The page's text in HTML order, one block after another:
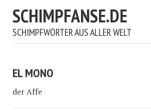
SCHIMPFANSE.DE
SCHIMPFWÖRTER AUS ALLER WELT
EL MONO
der Affe